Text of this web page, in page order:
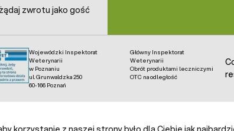
zwrotu jako gość
Wojewódzki Inspektorat
Weterynarii
w Poznaniu
ul. Grunwaldzka 250
60-166 Poznań
Główny Inspektorat
Weterynarii
Obrót produktami leczniczymi
OTC na odległość